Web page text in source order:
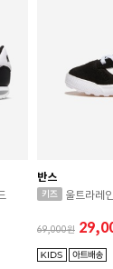
반스
울트라레
69,000